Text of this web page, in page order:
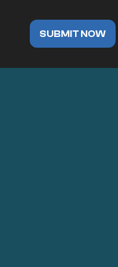
SUBMIT NOW